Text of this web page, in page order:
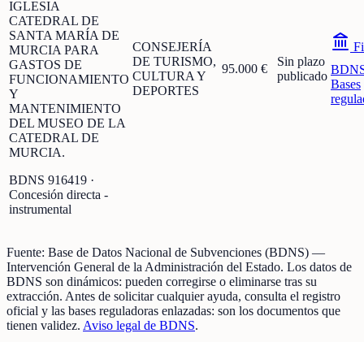
IGLESIA
CATEDRAL DE
SANTA MARÍA DE
MURCIA PARA
GASTOS DE
FUNCIONAMIENTO
Y
MANTENIMIENTO
DEL MUSEO DE LA
CATEDRAL DE
MURCIA.
BDNS 916419 ·
Concesión directa -
instrumental
CONSEJERÍA
DE TURISMO,
CULTURA Y
DEPORTES
95.000 €
Sin plazo
publicado
Bases
Fuente: Base de Datos Nacional de Subvenciones (BDNS) —
Intervención General de la Administración del Estado. Los datos de
BDNS son dinámicos: pueden corregirse o eliminarse tras su
extracción. Antes de solicitar cualquier ayuda, consulta el registro
oficial y las bases reguladoras enlazadas: son los documentos que
tienen validez. Aviso legal de BDNS.